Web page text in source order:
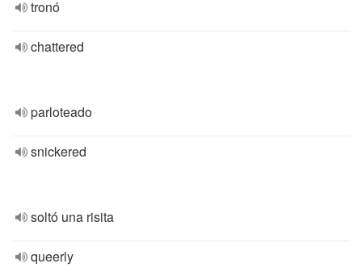
tronó
chattered
parloteado
snickered
soltó una risita
queerly